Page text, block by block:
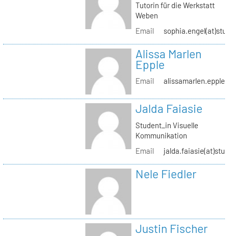
Tutorin für die Werkstatt
Weben
Email
Alissa Marlen
Epple
Email
Jalda Faiasie
Student_in Visuelle
Kommunikation
Email
Nele Fiedler
Justin Fischer